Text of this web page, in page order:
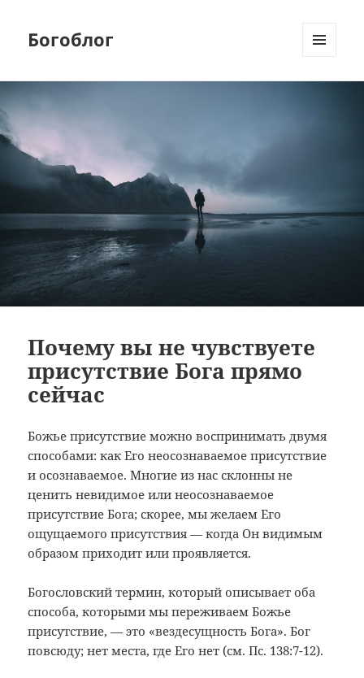
Богоблог
Почему вы не чувствуете
присутствие Бога прямо
сейчас
Божье присутствие можно воспринимать двумя
способами: как Его неосознаваемое присутствие
и осознаваемое. Многие из нас склонны не
ценить невидимое или неосознаваемое
присутствие Бога; скорее, мы желаем Его
ощущаемого присутствия — когда Он видимым
образом приходит или проявляется.
Богословский термин, который описывает оба
способа, которыми мы переживаем Божье
присутствие, — это «вездесущность Бога». Бог
повсюду; нет места, где Его нет (см. Пс. 138:7-12).